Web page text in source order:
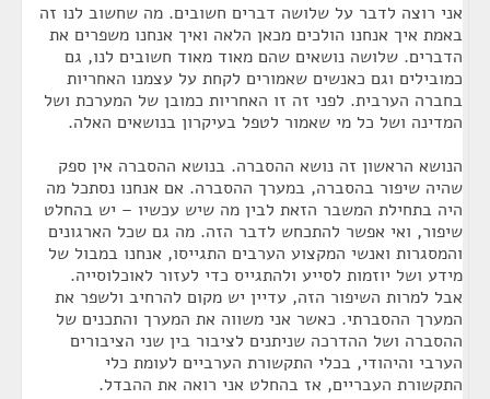
אני רוצה לדבר על שלושה דברים חשובים. מה שחשוב לנו זה
באמת איך אנחנו הולכים מכאן הלאה ואיך אנחנו משפרים את
הדברים. שלושה נושאים שהם מאוד מאוד חשובים לנו, גם
כמובילים וגם כאנשים שאמורים לקחת על עצמנו האחריות
בחברה הערבית. לפני זה זו האחריות כמובן של המערכת ושל
המדינה ושל כל מי שאמור לטפל בעיקרון בנושאים האלה.
הנושא הראשון זה נושא ההסברה. בנושא ההסברה אין ספק
שהיה שיפור בהסברה, במערך ההסברה. אם אנחנו נסתכל מה
היה בתחילת המשבר הזאת לבין מה שיש עכשיו – יש בהחלט
שיפור, ואי אפשר להתכחש לדבר הזה. מה גם שכל הארגונים
והמסגרות ואנשי המקצוע הערבים התגייסו, אנחנו במבול של
מידע ושל יוזמות לסייע ולהתגייס כדי לעזור לאוכלוסייה.
אבל למרות השיפור הזה, עדיין יש מקום להרחיב ולשפר את
המערך ההסברתי. כאשר אני משווה את המערך והתכנים של
ההסברה ושל ההדרכה שניתנים לציבור בין שני הציבורים
הערבי והיהודי, בכלי התקשורת הערביים לעומת כלי
התקשורת העבריים, אז בהחלט אני רואה את ההבדל.